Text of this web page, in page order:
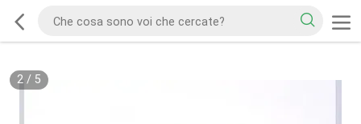
2/ 5